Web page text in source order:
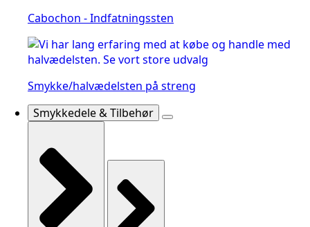
Cabochon - Indfatningssten
Smykke/halvædelsten på streng
Smykkedele & Tilbehør